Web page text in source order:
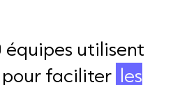
équipes utilisent
pour faciliter les